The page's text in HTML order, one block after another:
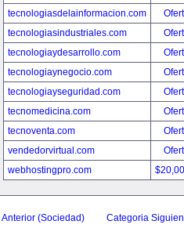
tecnologiasdelainformacion.com
tecnologiasindustriales.com
tecnologiaydesarrollo.com
tecnologiaynegocio.com
tecnologiayseguridad.com
tecnomedicina.com
tecnoventa.com
vendedorvirtual.com
webhostingpro.com
(Sociedad) Categoria